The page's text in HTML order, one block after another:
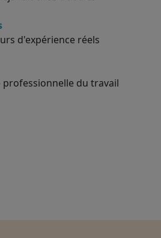
d'expérience réels
du travail